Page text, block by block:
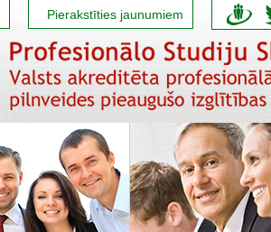
Pierakstīties jaunumiem